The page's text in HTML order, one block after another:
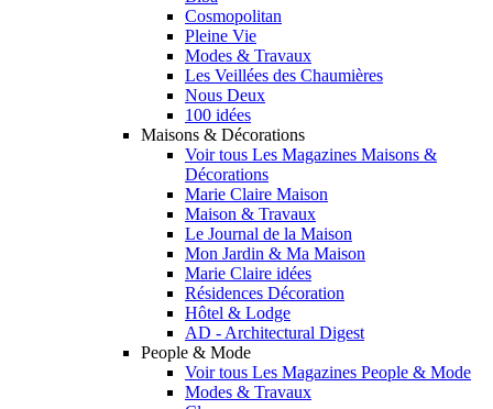
Cosmopolitan
Pleine Vie
Modes & Travaux
Les Veillées des Chaumières
Nous Deux
100 idées
Maisons & Décorations
Voir tous Les Magazines Maisons &
Décorations
Marie Claire Maison
Maison & Travaux
Le Journal de la Maison
Mon Jardin & Ma Maison
Marie Claire idées
Résidences Décoration
Hôtel & Lodge
AD - Architectural Digest
People & Mode
Voir tous Les Magazines People & Mode
Modes & Travaux